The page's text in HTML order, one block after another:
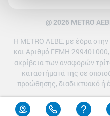
@ 2026 ΜETRO
Η METRO ΑΕΒΕ, με έδρα
και Αριθμό ΓΕΜΗ 299401000,
ακρίβεια των αναφορών
καταστήματά της σε
προώθησης, διαδικτυακό ή